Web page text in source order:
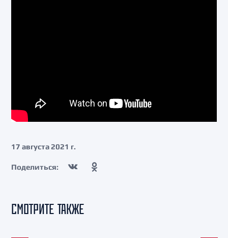
17 августа 2021 г.
Поделиться:
СМОТРИТЕ ТАКЖЕ